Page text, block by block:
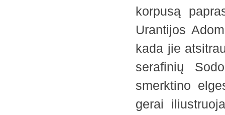
korpusą
Urantijos
kada jie
serafinių
smerktino
gerai